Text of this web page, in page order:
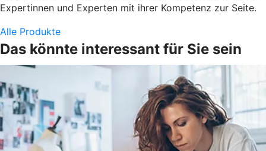
Expertinnen und Experten mit ihrer Kompetenz zur Seite.
Alle Produkte
Das könnte interessant für Sie sein